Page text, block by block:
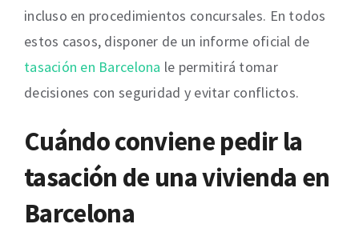
incluso en procedimientos concursales. En todos
estos casos, disponer de un informe oficial de
tasación en Barcelona le permitirá tomar
decisiones con seguridad y evitar conflictos.
Cuándo conviene pedir la
tasación de una vivienda en
Barcelona